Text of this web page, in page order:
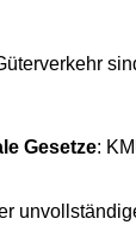
Gesetze: